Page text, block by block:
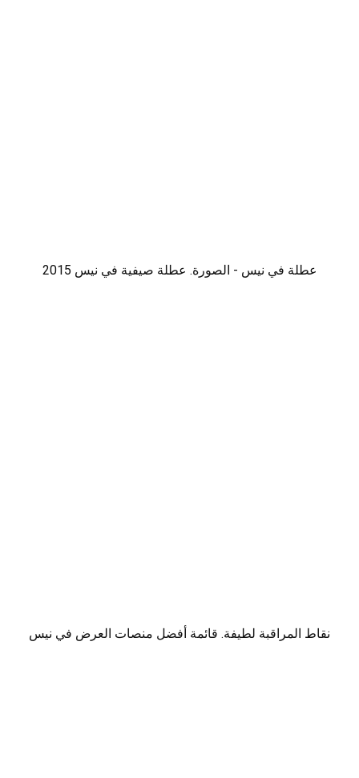
عطلة في نيس - الصورة. عطلة صيفية في نيس 2015
نقاط المراقبة لطيفة. قائمة أفضل منصات العرض في نيس